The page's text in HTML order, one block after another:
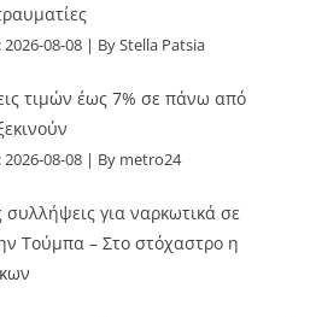
2026-08-08 By Stella Patsia
τιμών έως 7% σε πάνω από
2026-08-08 By metro24
για ναρκωτικά σε
Τούμπα – Στο στόχαστρο η